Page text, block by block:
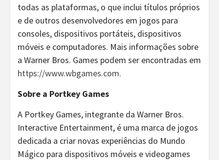
todas as plataformas, o que inclui títulos próprios
e de outros desenvolvedores em jogos para
consoles, dispositivos portáteis, dispositivos
móveis e computadores. Mais informações sobre
a Warner Bros. Games podem ser encontradas em
https://www.wbgames.com.
Sobre a Portkey Games
A Portkey Games, integrante da Warner Bros.
Interactive Entertainment, é uma marca de jogos
dedicada a criar novas experiências do Mundo
Mágico para dispositivos móveis e videogames